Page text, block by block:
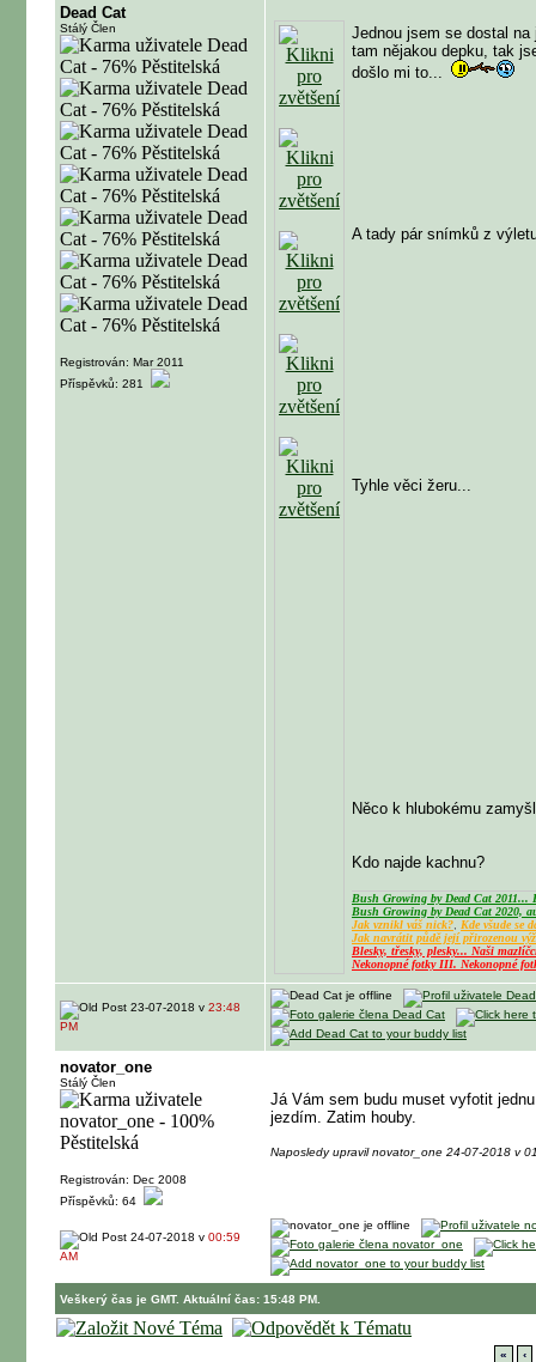
Dead Cat
Stálý Člen
Registrován: Mar 2011
Příspěvků: 281
Jednou jsem se dostal
tam nějakou depku, tak
došlo mi to...
A tady pár snímků z
Tyhle věci žeru...
Něco k hlubokému
Kdo najde kachnu?
Bush Growing by Dead Cat 2011...
Bush Growing by Dead Cat 2020,
Jak vznikl váš nick?
Kde všude se
Jak navrátit půdě její přirozenou
Blesky, třesky, plesky... Naši
Nekonopné fotky III. Nekonopné
23-07-2018 v 23:48
PM
novator_one
Stálý Člen
Registrován: Dec 2008
Příspěvků: 64
Já Vám sem budu muset vyfotit
jezdím. Zatim houby.
Naposledy upravil novator_one 24-07-2018 v
24-07-2018 v 00:59
AM
Veškerý čas je GMT. Aktuální čas: 15:48 PM.
« ‹